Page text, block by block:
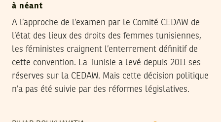
à néant
A l’approche de l’examen par le Comité CEDAW de
l’état des lieux des droits des femmes tunisiennes,
les féministes craignent l’enterrement définitif de
cette convention. La Tunisie a levé depuis 2011 ses
réserves sur la CEDAW. Mais cette décision politique
n’a pas été suivie par des réformes législatives.